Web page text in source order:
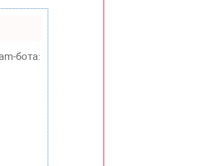
бота: